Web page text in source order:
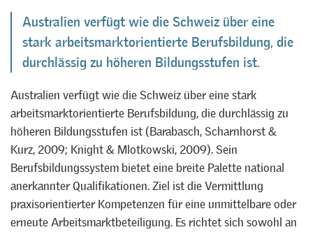
Australien verfügt wie die Schweiz über eine
stark arbeitsmarktorientierte Berufsbildung, die
durchlässig zu höheren Bildungsstufen ist.
Australien verfügt wie die Schweiz über eine stark
arbeitsmarktorientierte Berufsbildung, die durchlässig zu
höheren Bildungsstufen ist (Barabasch, Scharnhorst &
Kurz, 2009; Knight & Mlotkowski, 2009). Sein
Berufsbildungssystem bietet eine breite Palette national
anerkannter Qualifikationen. Ziel ist die Vermittlung
praxisorientierter Kompetenzen für eine unmittelbare oder
erneute Arbeitsmarktbeteiligung. Es richtet sich sowohl an